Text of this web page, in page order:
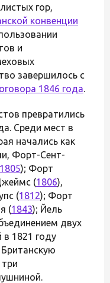
гор,
конвенции
и
завершилось с
1846 года.
превратились
Среди мест в
начались как
Форт-Сент-
1805); Форт
(1806),
(1812); Форт
(1843); Йель
двух
1821 году